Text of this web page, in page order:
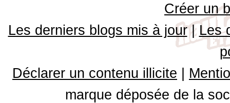
Créer un
Les derniers blogs mis à jour| Les
Déclarer un contenu illicite
marque déposée de la